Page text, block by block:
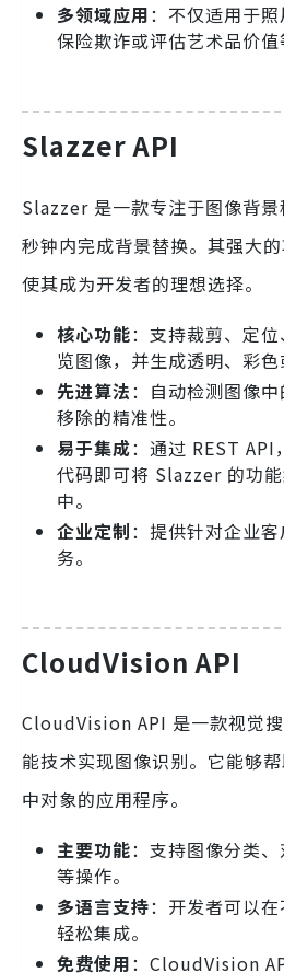
多领域应用：不仅适用于
保险欺诈或评估艺术品价值
Slazzer API
Slazzer 是一款专注于图像背
秒钟内完成背景替换。其强大
使其成为开发者的理想选择。
核心功能：支持裁剪、定
览图像，并生成透明、彩色
先进算法：自动检测图像
移除的精准性。
易于集成：通过 REST API
代码即可将 Slazzer 的功
中。
企业定制：提供针对企业
务。
CloudVision API
CloudVision API 是一款视觉
能技术实现图像识别。它能够
中对象的应用程序。
主要功能：支持图像分类
等操作。
多语言支持：开发者可以
轻松集成。
免费使用：CloudVision